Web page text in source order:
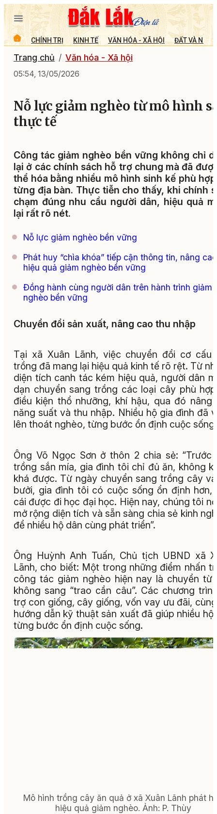
CHÍNH TRỊ KINH TẾ VĂN HÓA - XÃ HỘI ĐẤT VÀ
Trang chủ Văn hóa - Xã hội
05:54, 13/05/2026
Nỗ lực giảm nghèo từ mô hình
thực tế
Công tác giảm nghèo bền vững không chỉ
lại ở các chính sách hỗ trợ chung mà đã
thể hóa bằng nhiều mô hình sinh kế phù
từng địa bàn. Thực tiễn cho thấy, khi chính
chạm đúng nhu cầu người dân, hiệu quả
lại rất rõ nét.
Nỗ lực giảm nghèo bền vững
Phát huy “chìa khóa” tiếp cận thông tin, nâng cao
hiệu quả giảm nghèo bền vững
Đồng hành cùng người dân trên hành trình giảm
nghèo bền vững
Chuyển đổi sản xuất, nâng cao thu nhập
Tại xã Xuân Lãnh, việc chuyển đổi cơ cấu
trồng đã mang lại hiệu quả kinh tế rõ rệt. Từ
diện tích canh tác kém hiệu quả, người dân
dạn chuyển sang trồng các loại cây phù
điều kiện thổ nhưỡng, khí hậu, qua đó nâng
năng suất và thu nhập. Nhiều hộ gia đình đã
lên thoát nghèo, từng bước ổn định cuộc sống.
Ông Võ Ngọc Sơn ở thôn 2 chia sẻ: “Trước
trồng sắn mía, gia đình tôi chỉ đủ ăn, không
khá được. Từ ngày chuyển sang trồng cây
bưởi, gia đình tôi có cuộc sống ổn định hơn,
cái được đi học đại học. Hiện nay, chúng tôi
mở rộng diện tích và sẵn sàng chia sẻ kinh
để nhiều hộ dân cùng phát triển”.
Ông Huỳnh Anh Tuấn, Chủ tịch UBND xã
Lãnh, cho biết: Một trong những điểm nhấn
công tác giảm nghèo hiện nay là chuyển từ
không sang “trao cần câu”. Các chương
trợ con giống, cây giống, vốn vay ưu đãi,
hướng dẫn kỹ thuật sản xuất đã giúp nhiều hộ
từng bước ổn định cuộc sống.
Mô hình trồng cây ăn quả ở xã Xuân Lãnh phát
hiệu quả giảm nghèo. Ảnh: P. Thùy